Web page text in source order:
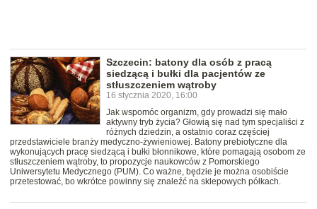
Szczecin: batony dla osób z pracą
siedzącą i bułki dla pacjentów ze
stłuszczeniem wątroby
16 stycznia 2020, 16:00
Jak wspomóc organizm, gdy prowadzi się mało
aktywny tryb życia? Głowią się nad tym specjaliści z
różnych dziedzin, a ostatnio coraz częściej
przedstawiciele branży medyczno-żywieniowej. Batony prebiotyczne dla
wykonujących pracę siedzącą i bułki błonnikowe, które pomagają osobom ze
stłuszczeniem wątroby, to propozycje naukowców z Pomorskiego
Uniwersytetu Medycznego (PUM). Co ważne, będzie je można osobiście
przetestować, bo wkrótce powinny się znaleźć na sklepowych półkach.